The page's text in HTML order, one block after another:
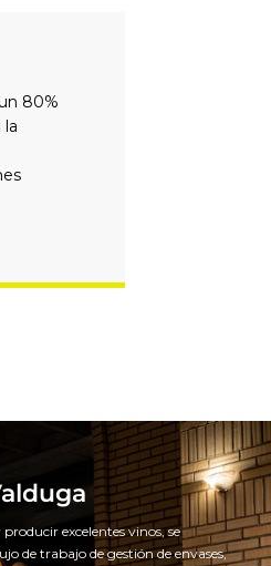
80%
excelentes vinos, se
de trabajo de gestión de envases,